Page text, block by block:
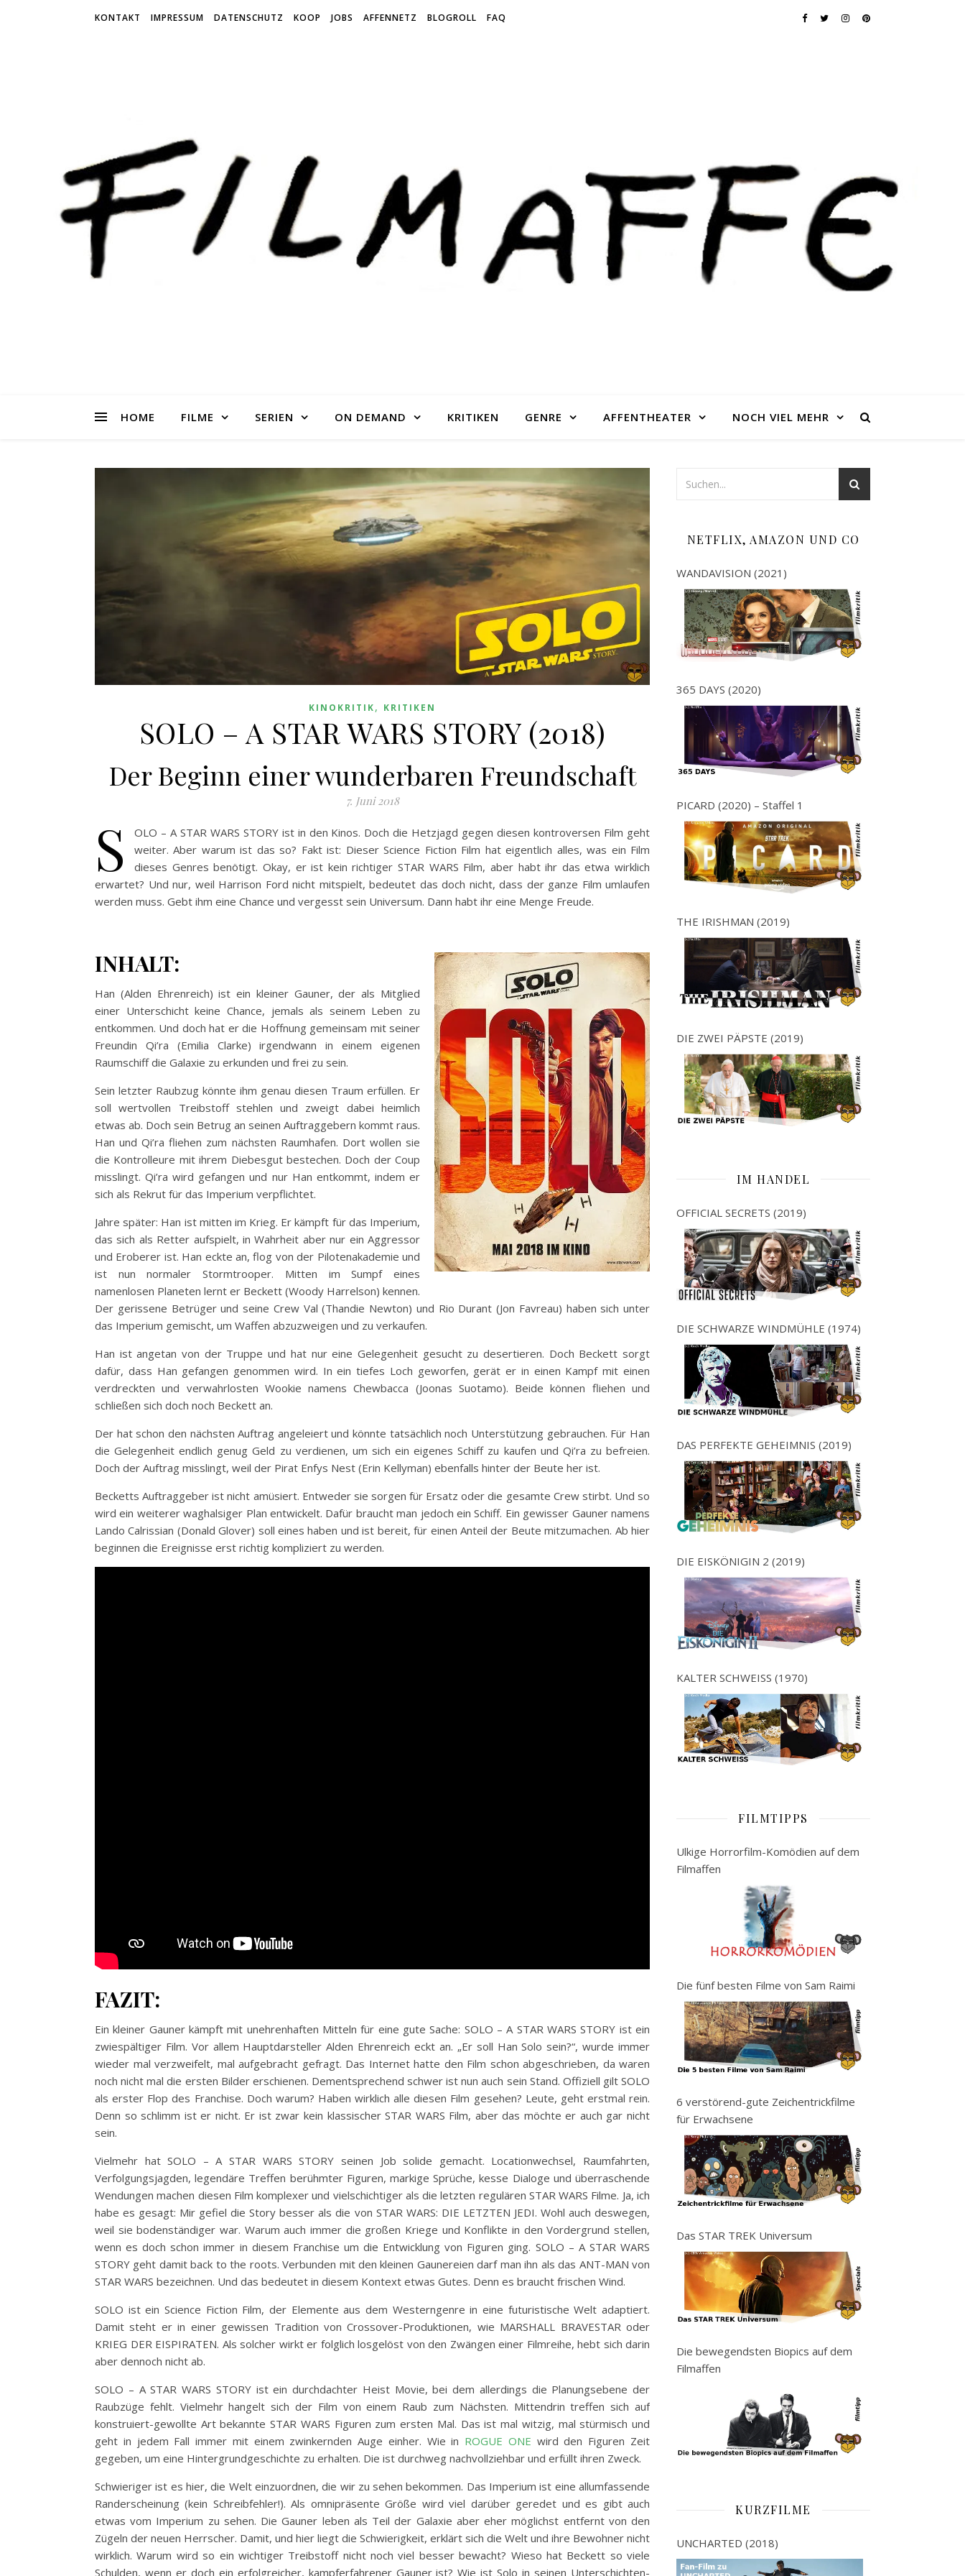
KONTAKT IMPRESSUM DATENSCHUTZ KOOP JOBS AFFENNETZ BLOGROLL FAQ
HOME FILME SERIEN ON DEMAND KRITIKEN GENRE AFFENTHEATER NOCH VIEL MEHR
KINOKRITIK, KRITIKEN
SOLO – A STAR WARS STORY (2018)
Der Beginn einer wunderbaren Freundschaft
7. Juni 2018
S
OLO – A STAR WARS STORY ist in den Kinos. Doch die Hetzjagd gegen diesen kontroversen Film geht
weiter. Aber warum ist das so? Fakt ist: Dieser Science Fiction Film hat eigentlich alles, was ein Film
dieses Genres benötigt. Okay, er ist kein richtiger STAR WARS Film, aber habt ihr das etwa wirklich
erwartet? Und nur, weil Harrison Ford nicht mitspielt, bedeutet das doch nicht, dass der ganze Film umlaufen
werden muss. Gebt ihm eine Chance und vergesst sein Universum. Dann habt ihr eine Menge Freude.
INHALT:
Han (Alden Ehrenreich) ist ein kleiner Gauner, der als Mitglied
einer Unterschicht keine Chance, jemals als seinem Leben zu
entkommen. Und doch hat er die Hoffnung gemeinsam mit seiner
Freundin Qi’ra (Emilia Clarke) irgendwann in einem eigenen
Raumschiff die Galaxie zu erkunden und frei zu sein.
Sein letzter Raubzug könnte ihm genau diesen Traum erfüllen. Er
soll wertvollen Treibstoff stehlen und zweigt dabei heimlich
etwas ab. Doch sein Betrug an seinen Auftraggebern kommt raus.
Han und Qi’ra fliehen zum nächsten Raumhafen. Dort wollen sie
die Kontrolleure mit ihrem Diebesgut bestechen. Doch der Coup
misslingt. Qi’ra wird gefangen und nur Han entkommt, indem er
sich als Rekrut für das Imperium verpflichtet.
Jahre später: Han ist mitten im Krieg. Er kämpft für das Imperium,
das sich als Retter aufspielt, in Wahrheit aber nur ein Aggressor
und Eroberer ist. Han eckte an, flog von der Pilotenakademie und
ist nun normaler Stormtrooper. Mitten im Sumpf eines
namenlosen Planeten lernt er Beckett (Woody Harrelson) kennen.
Der gerissene Betrüger und seine Crew Val (Thandie Newton) und Rio Durant (Jon Favreau) haben sich unter
das Imperium gemischt, um Waffen abzuzweigen und zu verkaufen.
Han ist angetan von der Truppe und hat nur eine Gelegenheit gesucht zu desertieren. Doch Beckett sorgt
dafür, dass Han gefangen genommen wird. In ein tiefes Loch geworfen, gerät er in einen Kampf mit einen
verdreckten und verwahrlosten Wookie namens Chewbacca (Joonas Suotamo). Beide können fliehen und
schließen sich doch noch Beckett an.
Der hat schon den nächsten Auftrag angeleiert und könnte tatsächlich noch Unterstützung gebrauchen. Für Han
die Gelegenheit endlich genug Geld zu verdienen, um sich ein eigenes Schiff zu kaufen und Qi’ra zu befreien.
Doch der Auftrag misslingt, weil der Pirat Enfys Nest (Erin Kellyman) ebenfalls hinter der Beute her ist.
Becketts Auftraggeber ist nicht amüsiert. Entweder sie sorgen für Ersatz oder die gesamte Crew stirbt. Und so
wird ein weiterer waghalsiger Plan entwickelt. Dafür braucht man jedoch ein Schiff. Ein gewisser Gauner namens
Lando Calrissian (Donald Glover) soll eines haben und ist bereit, für einen Anteil der Beute mitzumachen. Ab hier
beginnen die Ereignisse erst richtig kompliziert zu werden.
FAZIT:
Ein kleiner Gauner kämpft mit unehrenhaften Mitteln für eine gute Sache: SOLO – A STAR WARS STORY ist ein
zwiespältiger Film. Vor allem Hauptdarsteller Alden Ehrenreich eckt an. „Er soll Han Solo sein?“, wurde immer
wieder mal verzweifelt, mal aufgebracht gefragt. Das Internet hatte den Film schon abgeschrieben, da waren
noch nicht mal die ersten Bilder erschienen. Dementsprechend schwer ist nun auch sein Stand. Offiziell gilt SOLO
als erster Flop des Franchise. Doch warum? Haben wirklich alle diesen Film gesehen? Leute, geht erstmal rein.
Denn so schlimm ist er nicht. Er ist zwar kein klassischer STAR WARS Film, aber das möchte er auch gar nicht
sein.
Vielmehr hat SOLO – A STAR WARS STORY seinen Job solide gemacht. Locationwechsel, Raumfahrten,
Verfolgungsjagden, legendäre Treffen berühmter Figuren, markige Sprüche, kesse Dialoge und überraschende
Wendungen machen diesen Film komplexer und vielschichtiger als die letzten regulären STAR WARS Filme. Ja, ich
habe es gesagt: Mir gefiel die Story besser als die von STAR WARS: DIE LETZTEN JEDI. Wohl auch deswegen,
weil sie bodenständiger war. Warum auch immer die großen Kriege und Konflikte in den Vordergrund stellen,
wenn es doch schon immer in diesem Franchise um die Entwicklung von Figuren ging. SOLO – A STAR WARS
STORY geht damit back to the roots. Verbunden mit den kleinen Gaunereien darf man ihn als das ANT-MAN von
STAR WARS bezeichnen. Und das bedeutet in diesem Kontext etwas Gutes. Denn es braucht frischen Wind.
SOLO ist ein Science Fiction Film, der Elemente aus dem Westerngenre in eine futuristische Welt adaptiert.
Damit steht er in einer gewissen Tradition von Crossover-Produktionen, wie MARSHALL BRAVESTAR oder
KRIEG DER EISPIRATEN. Als solcher wirkt er folglich losgelöst von den Zwängen einer Filmreihe, hebt sich darin
aber dennoch nicht ab.
SOLO – A STAR WARS STORY ist ein durchdachter Heist Movie, bei dem allerdings die Planungsebene der
Raubzüge fehlt. Vielmehr hangelt sich der Film von einem Raub zum Nächsten. Mittendrin treffen sich auf
konstruiert-gewollte Art bekannte STAR WARS Figuren zum ersten Mal. Das ist mal witzig, mal stürmisch und
geht in jedem Fall immer mit einem zwinkernden Auge einher. Wie in ROGUE ONE wird den Figuren Zeit
gegeben, um eine Hintergrundgeschichte zu erhalten. Die ist durchweg nachvollziehbar und erfüllt ihren Zweck.
Schwieriger ist es hier, die Welt einzuordnen, die wir zu sehen bekommen. Das Imperium ist eine allumfassende
Randerscheinung (kein Schreibfehler!). Als omnipräsente Größe wird viel darüber geredet und es gibt auch
etwas vom Imperium zu sehen. Die Gauner leben als Teil der Galaxie aber eher möglichst entfernt von den
Zügeln der neuen Herrscher. Damit, und hier liegt die Schwierigkeit, erklärt sich die Welt und ihre Bewohner nicht
wirklich. Warum wird so ein wichtiger Treibstoff nicht noch viel besser bewacht? Wieso hat Beckett so viele
Schulden, wenn er doch ein erfolgreicher, kampferfahrener Gauner ist? Wie ist Solo in seinen Unterschichten-
NETFLIX, AMAZON UND CO
WANDAVISION (2021)
365 DAYS (2020)
PICARD (2020) – Staffel 1
THE IRISHMAN (2019)
DIE ZWEI PÄPSTE (2019)
IM HANDEL
OFFICIAL SECRETS (2019)
DIE SCHWARZE WINDMÜHLE (1974)
DAS PERFEKTE GEHEIMNIS (2019)
DIE EISKÖNIGIN 2 (2019)
KALTER SCHWEISS (1970)
FILMTIPPS
Ulkige Horrorfilm-Komödien auf dem
Filmaffen
Die fünf besten Filme von Sam Raimi
6 verstörend-gute Zeichentrickfilme
für Erwachsene
Das STAR TREK Universum
Die bewegendsten Biopics auf dem
Filmaffen
KURZFILME
UNCHARTED (2018)